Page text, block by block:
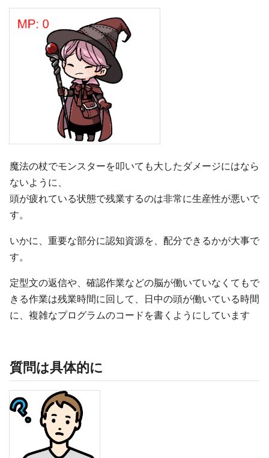
魔法の杖でモンスターを叩いても大したダメージにはなら
ないように、
頭が疲れている状態で残業するのは非常に生産性が悪いで
す。
いかに、重要な部分に認知資源を、配分できるかが大事で
す。
定型文の返信や、確認作業などの脳が働いていなくてもで
きる作業は残業時間に回して、日中の頭が働いている時間
に、複雑なプログラムのコードを書くようにしています
質問は具体的に